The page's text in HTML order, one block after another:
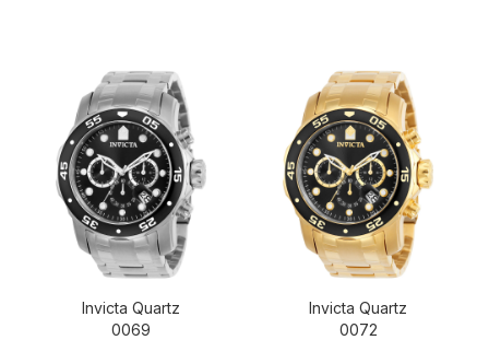
Invicta Quartz
0069
Invicta Quartz
0072